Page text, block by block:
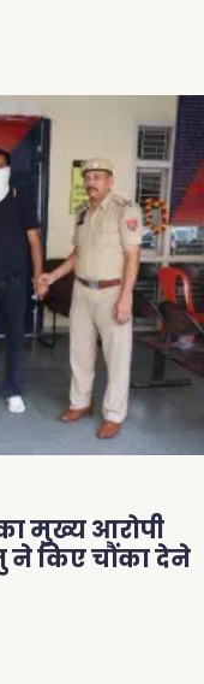
मुख्य आरोपी
ने किए चौंका देने